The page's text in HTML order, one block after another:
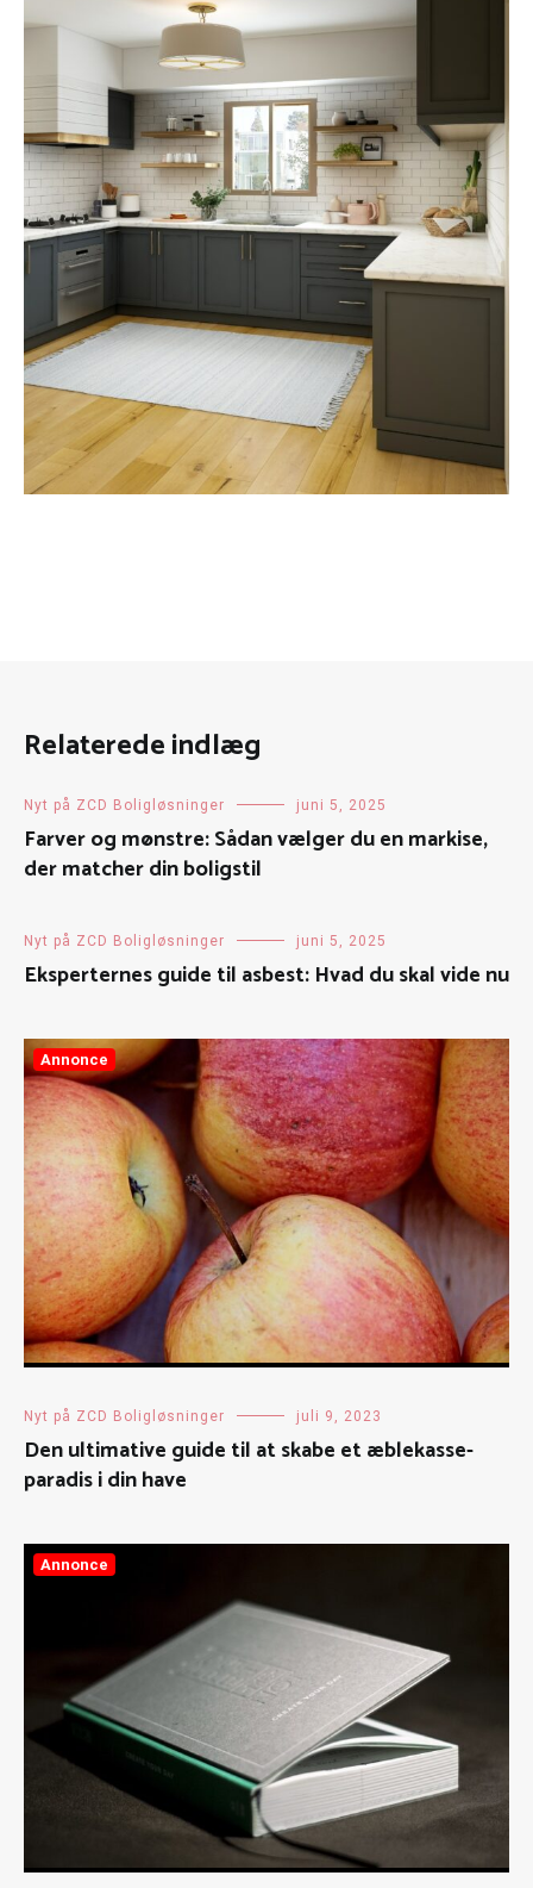
Relaterede indlæg
Nyt på ZCD Boligløsninger juni 5, 2025
Farver og mønstre: Sådan vælger du en markise,
der matcher din boligstil
Nyt på ZCD Boligløsninger juni 5, 2025
Eksperternes guide til asbest: Hvad du skal vide nu
Annonce
Nyt på ZCD Boligløsninger juli 9, 2023
Den ultimative guide til at skabe et æblekasse-
paradis i din have
Annonce